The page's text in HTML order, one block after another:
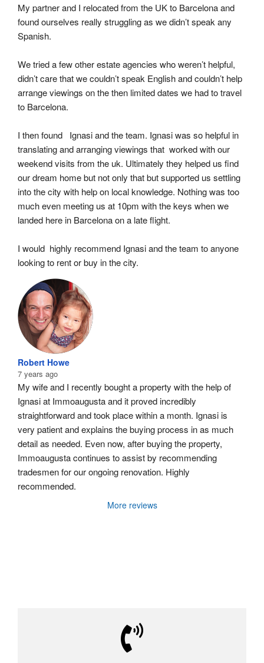
My partner and I relocated from the UK to Barcelona and
found ourselves really struggling as we didn’t speak any
Spanish.
We tried a few other estate agencies who weren’t helpful,
didn’t care that we couldn’t speak English and couldn’t help
arrange viewings on the then limited dates we had to travel
to Barcelona.
I then found   Ignasi and the team. Ignasi was so helpful in
translating and arranging viewings that  worked with our
weekend visits from the uk. Ultimately they helped us find
our dream home but not only that but supported us settling
into the city with help on local knowledge. Nothing was too
much even meeting us at 10pm with the keys when we
landed here in Barcelona on a late flight.
I would  highly recommend Ignasi and the team to anyone
looking to rent or buy in the city.
Robert Howe
7 years ago
My wife and I recently bought a property with the help of
Ignasi at Immoaugusta and it proved incredibly
straightforward and took place within a month. Ignasi is
very patient and explains the buying process in as much
detail as needed. Even now, after buying the property,
Immoaugusta continues to assist by recommending
tradesmen for our ongoing renovation. Highly
recommended.
More reviews
